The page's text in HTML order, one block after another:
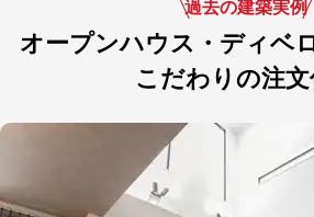
過去の建築実例
オープンハウス・ディベ
こだわりの注文